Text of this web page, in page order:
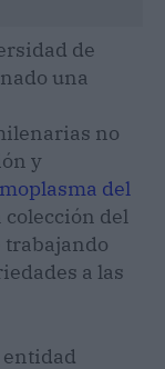
de
una
no
y
del
colección del
trabajando
a las
entidad